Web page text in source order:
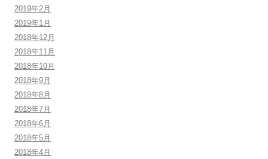
2019年2月
2019年1月
2018年12月
2018年11月
2018年10月
2018年9月
2018年8月
2018年7月
2018年6月
2018年5月
2018年4月